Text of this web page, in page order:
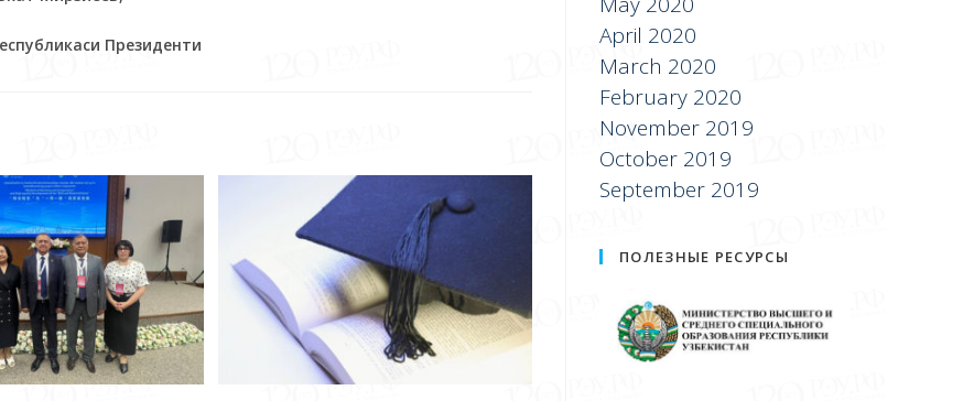
Президенти
April 2020
March 2020
February 2020
November 2019
October 2019
September 2019
ПОЛЕЗНЫЕ РЕСУРСЫ